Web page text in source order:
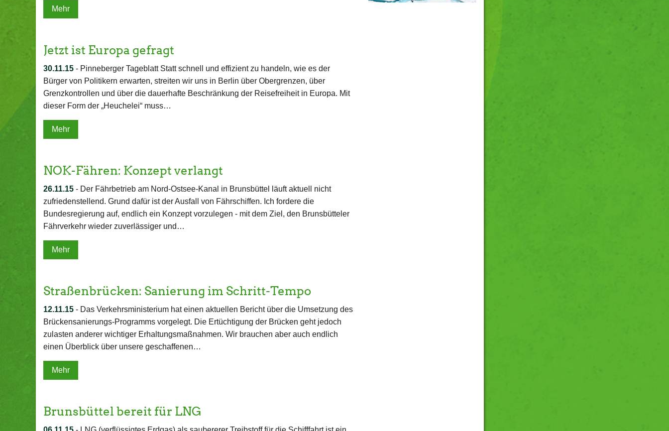
Mehr
Jetzt ist Europa gefragt
30.11.15 - Pinneberger Tageblatt Statt schnell und effizient zu handeln, wie es der
Bürger von Politikern erwarten, streiten wir uns in Berlin über Obergrenzen, über
Grenzkontrollen und über die dauerhafte Beschränkung der Reisefreiheit in Europa. Mit
dieser Form der „Heuchelei“ muss…
Mehr
NOK-Fähren: Konzept verlangt
26.11.15 - Der Fährbetrieb am Nord-Ostsee-Kanal in Brunsbüttel läuft aktuell nicht
zufriedenstellend. Grund dafür ist der Ausfall von Fährschiffen. Ich fordere die
Bundesregierung auf, endlich ein Konzept vorzulegen - mit dem Ziel, den Brunsbütteler
Fährverkehr wieder zuverlässiger und…
Mehr
Straßenbrücken: Sanierung im Schritt-Tempo
12.11.15 - Das Verkehrsministerium hat einen aktuellen Bericht über die Umsetzung des
Brückensanierungs-Programms vorgelegt. Die Ertüchtigung der Brücken geht jedoch
zulasten anderer wichtiger Erhaltungsmaßnahmen. Wir brauchen aber auch endlich
einen Überblick über unsere geschaffenen…
Mehr
Brunsbüttel bereit für LNG